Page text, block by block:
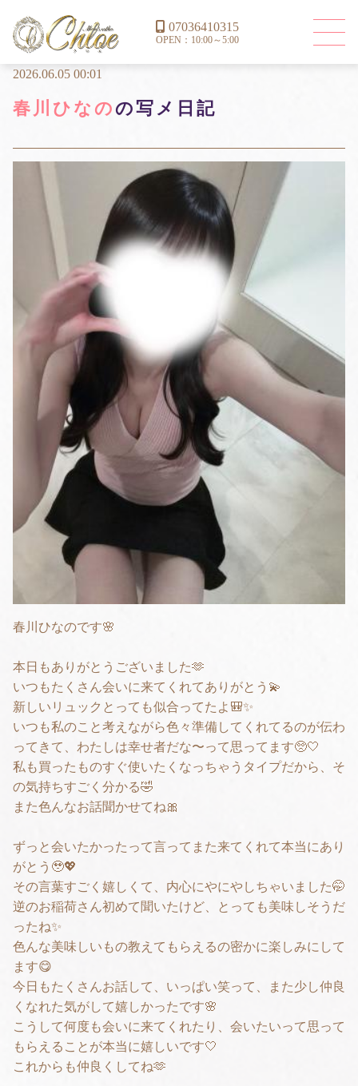
07036410315
OPEN：10:00～5:00
2026.06.05 00:01
春川ひなのの写メ日記
春川ひなのです🌸
本日もありがとうございました🫶
いつもたくさん会いに来てくれてありがとう💫
新しいリュックとっても似合ってたよ🎒✨
いつも私のこと考えながら色々準備してくれてるのが伝わ
ってきて、わたしは幸せ者だな〜って思ってます🥺🤍
私も買ったものすぐ使いたくなっちゃうタイプだから、そ
の気持ちすごく分かる🤣
また色んなお話聞かせてね🎀
ずっと会いたかったって言ってまた来てくれて本当にあり
がとう🥹💖
その言葉すごく嬉しくて、内心にやにやしちゃいました🤭
逆のお稲荷さん初めて聞いたけど、とっても美味しそうだ
ったね✨
色んな美味しいもの教えてもらえるの密かに楽しみにして
ます😋
今日もたくさんお話して、いっぱい笑って、また少し仲良
くなれた気がして嬉しかったです🌸
こうして何度も会いに来てくれたり、会いたいって思って
もらえることが本当に嬉しいです🤍
これからも仲良くしてね🫶